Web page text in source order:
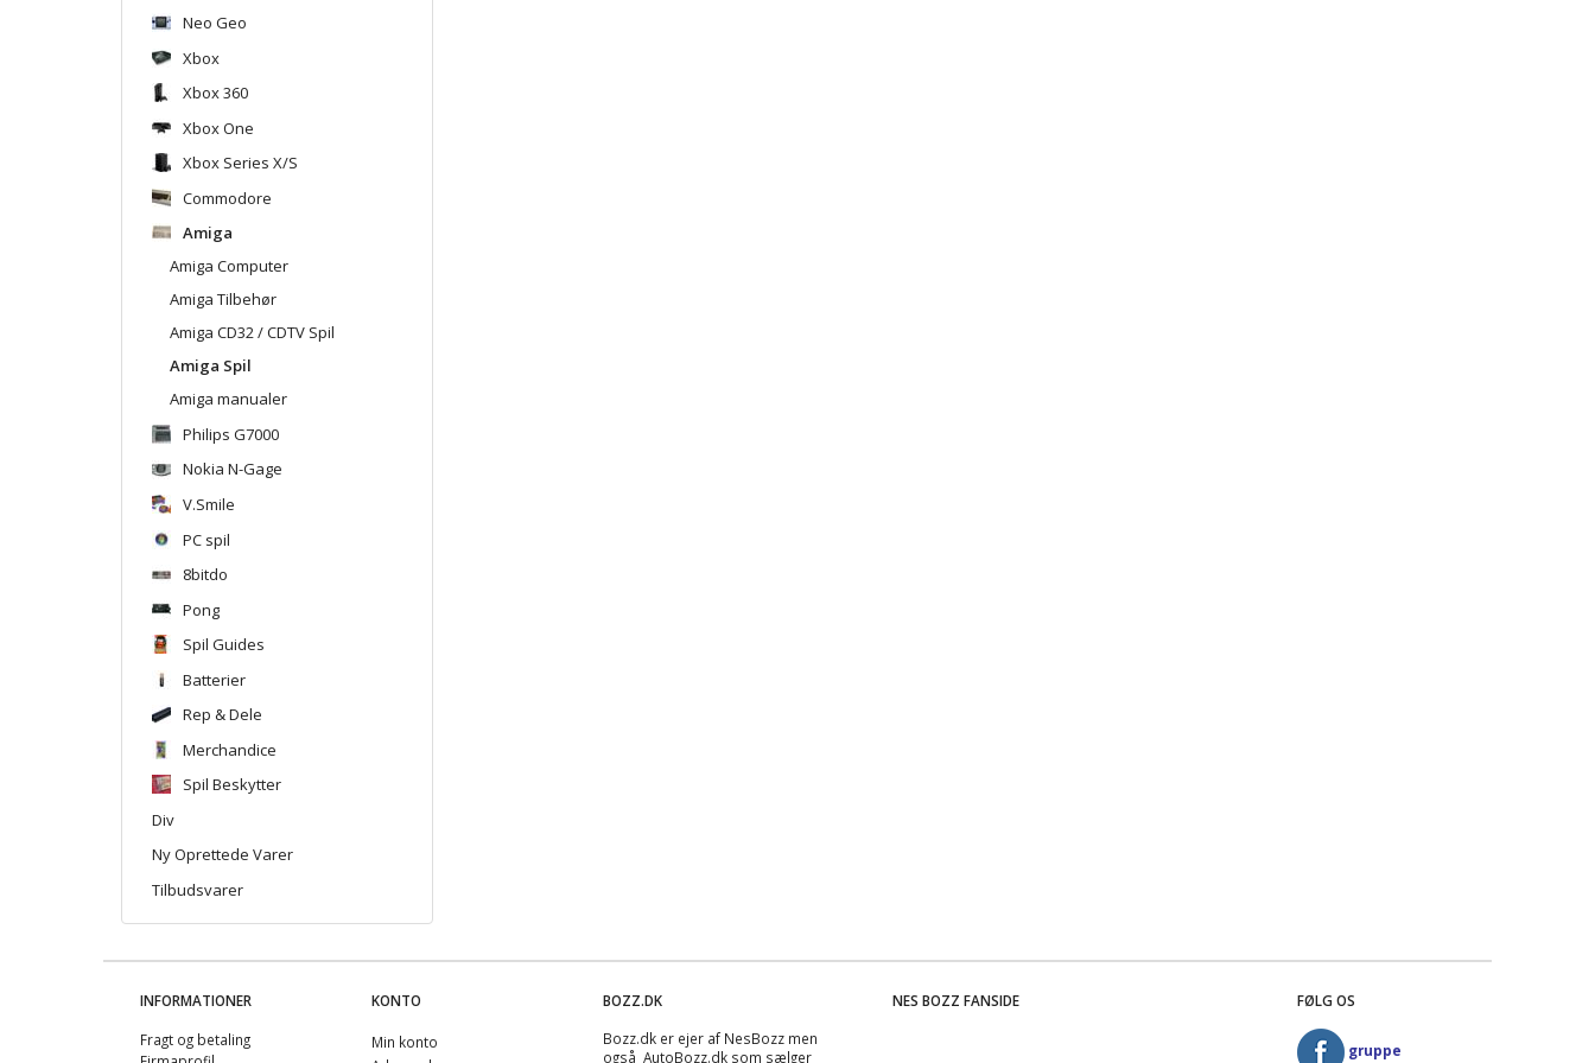
Neo Geo
Xbox
Xbox 360
Xbox One
Xbox Series X/S
Commodore
Amiga
Amiga Computer
Amiga Tilbehør
Amiga CD32 / CDTV Spil
Amiga Spil
Amiga manualer
Philips G7000
Nokia N-Gage
V.Smile
PC spil
8bitdo
Pong
Spil Guides
Batterier
Rep & Dele
Merchandice
Spil Beskytter
Div
Ny Oprettede Varer
Tilbudsvarer
INFORMATIONER
Fragt og betaling
KONTO
Min konto
BOZZ.DK
Bozz.dk er ejer af NesBozz men
også AutoBozz.dk som sælger
NES BOZZ FANSIDE FØLG OS
gruppe